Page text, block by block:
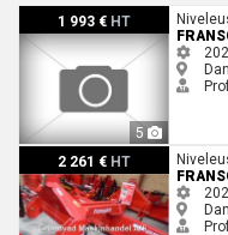
1 993 € HT
5
Fransgard GT-210
2 261 € HT
Fransgard GT-250